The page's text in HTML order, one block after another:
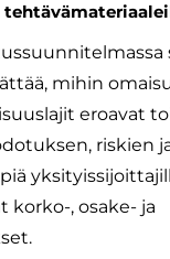
mihin
eroavat
riskien
korko-, osake- ja